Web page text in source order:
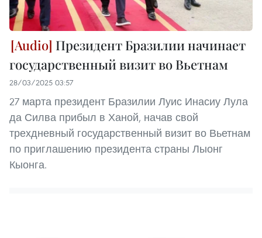
Президент Бразилии начинает
государственный визит во Вьетнам
28/03/2025 03:57
27 марта президент Бразилии Луис Инасиу Лула
да Силва прибыл в Ханой, начав свой
трехдневный государственный визит во Вьетнам
по приглашению президента страны Лыонг
Кыонга.